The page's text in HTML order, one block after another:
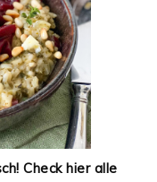
Check hier alle